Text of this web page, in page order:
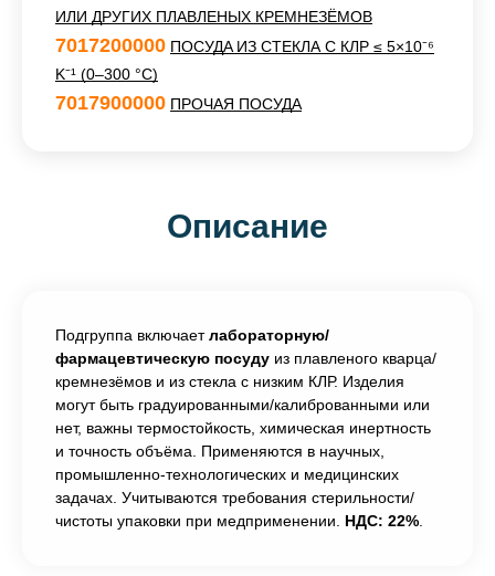
ИЛИ ДРУГИХ ПЛАВЛЕНЫХ КРЕМНЕЗЁМОВ
7017200000 ПОСУДA ИЗ СТЕКЛА С КЛР ≤ 5×10⁻⁶
K⁻¹ (0–300 °C)
7017900000 ПРОЧАЯ ПОСУДА
Описание
Подгруппа включаетлабораторную/
фармацевтическую посуду из плавленого кварца/
кремнезёмов и из стекла с низким КЛР. Изделия
могут быть градуированными/калиброванными или
нет, важны термостойкость, химическая инертность
и точность объёма. Применяются в научных,
промышленно-технологических и медицинских
задачах. Учитываются требования стерильности/
чистоты упаковки при медприменении. НДС: 22%